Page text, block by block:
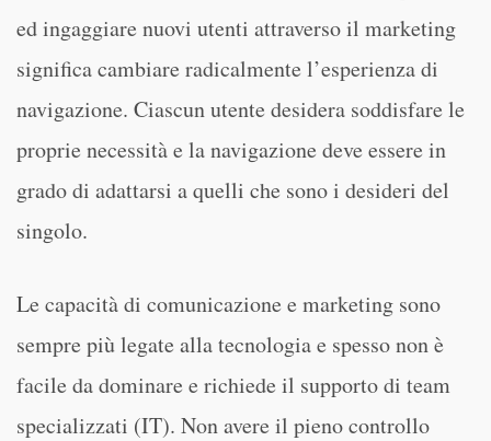
ed ingaggiare nuovi utenti attraverso il marketing
significa cambiare radicalmente l’esperienza di
navigazione. Ciascun utente desidera soddisfare le
proprie necessità e la navigazione deve essere in
grado di adattarsi a quelli che sono i desideri del
singolo.
Le capacità di comunicazione e marketing sono
sempre più legate alla tecnologia e spesso non è
facile da dominare e richiede il supporto di team
specializzati (IT). Non avere il pieno controllo